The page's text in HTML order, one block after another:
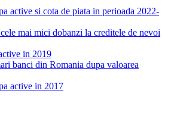
active si cota de piata in perioada 2022-
mai mici dobanzi la creditele de nevoi
in 2019
banci din Romania dupa valoarea
active in 2017